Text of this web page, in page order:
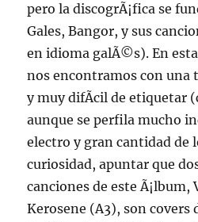
pero la discogrÃ¡fica se
Gales, Bangor, y sus
en idioma galÃ©s). En
nos encontramos con una
y muy difÃ­cil de etiquetar
aunque se perfila mucho
electro y gran cantidad de
curiosidad, apuntar que
canciones de este Ã¡lbum,
Kerosene (A3), son covers